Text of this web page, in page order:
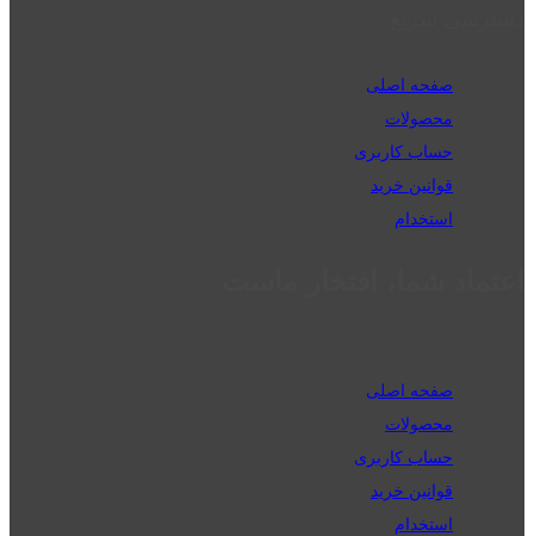
صفحه اصلی
محصولات
حساب کاربری
قوانین خرید
استخدام
صفحه اصلی
محصولات
حساب کاربری
قوانین خرید
استخدام